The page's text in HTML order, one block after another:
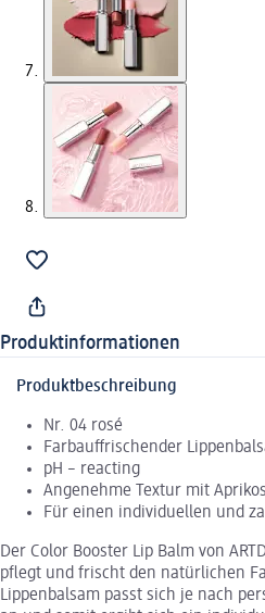
Produktinformationen
Produktbeschreibung
Nr. 04 rosé
Farbauffrischender
pH – reacting
Angenehme Textur mit
Für einen individuellen und
Der Color Booster Lip Balm von
pflegt und frischt den natürlichen
Lippenbalsam passt sich je nach